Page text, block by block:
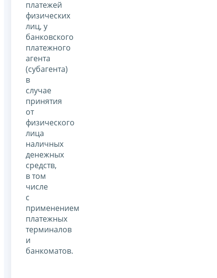
платежей
физических
лиц, у
банковского
платежного
агента
(субагента)
в
случае
принятия
от
физического
лица
наличных
денежных
средств,
в том
числе
с
применением
платежных
терминалов
и
банкоматов.